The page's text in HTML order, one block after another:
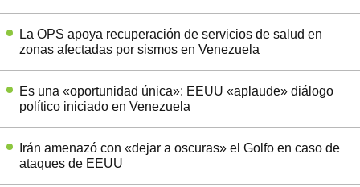
La OPS apoya recuperación de servicios de salud en
zonas afectadas por sismos en Venezuela
Es una «oportunidad única»: EEUU «aplaude» diálogo
político iniciado en Venezuela
Irán amenazó con «dejar a oscuras» el Golfo en caso de
ataques de EEUU